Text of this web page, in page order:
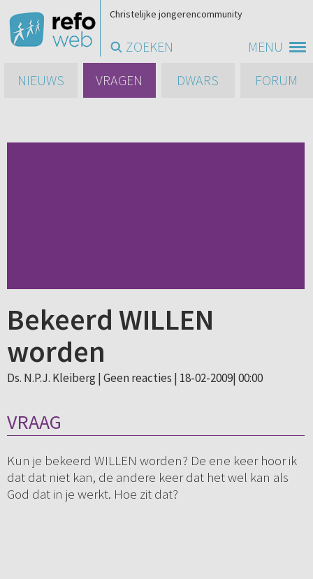
MENU
Christelijke jongerencommunity
ZOEKEN
NIEUWS
VRAGEN DWARS FORUM
Bekeerd WILLEN
worden
Ds. N.P.J. Kleiberg | Geen reacties | 18-02-2009| 00:00
VRAAG
Kun je bekeerd WILLEN worden? De ene keer hoor ik
dat dat niet kan, de andere keer dat het wel kan als
God dat in je werkt. Hoe zit dat?